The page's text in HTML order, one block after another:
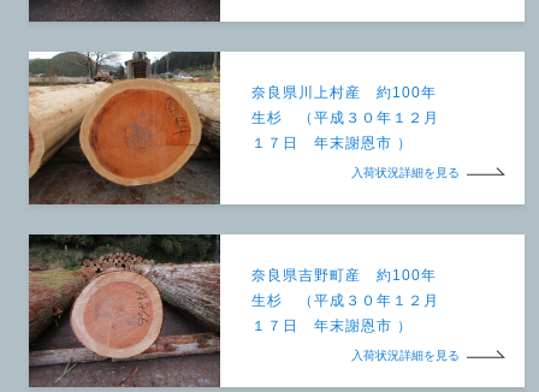
奈良県川上村産 約100年
生杉 （平成３０年１２月
１７日 年末謝恩市 ）
入荷状況詳細を見る
奈良県吉野町産 約100年
生杉 （平成３０年１２月
１７日 年末謝恩市 ）
入荷状況詳細を見る